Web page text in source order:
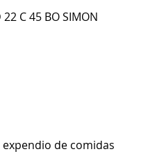
22 C 45 BO SIMON
de comidas